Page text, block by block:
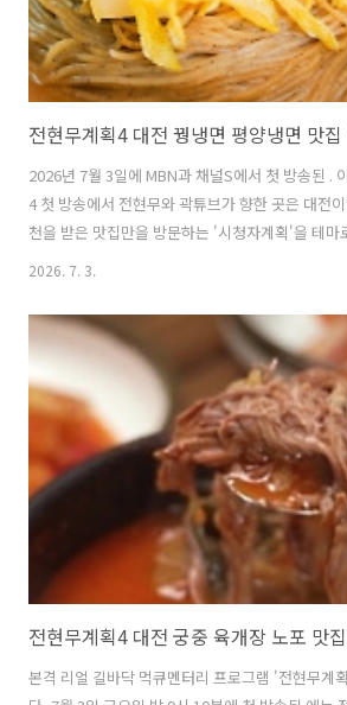
2026년 7월 3일에 MBN과 채널S에서 첫 방송된 .
4 첫 방송에서 전현무와 곽튜브가 향한 곳은 대전
천을 받은 맛집만을 방문하는 '시청자계획'을 테마
맛집이 소개되어 큰 관심을 끌었다. 특히 이번 방송
를 더했다. 이번 글에서는 전현무계획 시즌4 첫 방
브, 류수영, 엄기준이 함께 방문한 꿩냉면 평양냉면
알아본다. 1. 전현무계획4 대전 꿩냉면 평양냉면
획 시즌4 첫 방송에서 전현무, 곽튜브, 류수영, 엄
냉면 평양냉면 맛집은 '숯골원냉면 본점'이다. 이
2026. 7. 3.
전현무계획4 대전 궁중 육개장 노포 맛
본격 리얼 길바닥 먹큐멘터리 프로그램 '전현무계